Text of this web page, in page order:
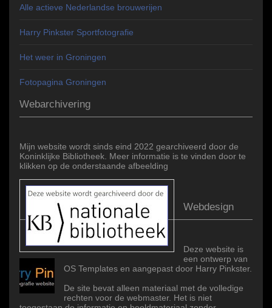
Alle actieve Nederlandse brouwerijen
Harry Pinkster Sportfotografie
Het weer in Groningen
Fotopagina Groningen
Webarchivering
Mijn website wordt sinds eind 2022 gearchiveerd door de
Koninklijke Bibliotheek. Meer informatie is te vinden door te
klikken op de onderstaande afbeelding
Webdesign
Deze website is
een ontwerp van
OS Templates en aangepast door Harry Pinkster.
De site bevat alleen materiaal met de volledige
rechten voor de webmaster. Het is niet